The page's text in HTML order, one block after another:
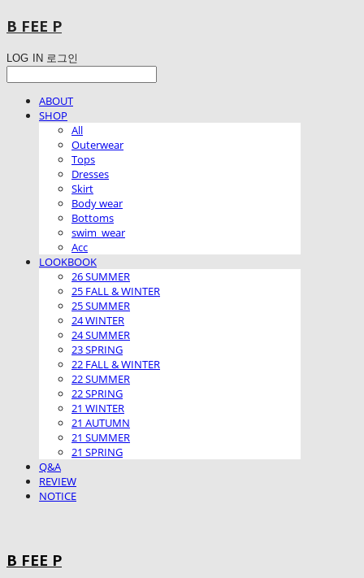
B FEE P
LOG IN 로그인
ABOUT
SHOP
All
Outerwear
Tops
Dresses
Skirt
Body wear
Bottoms
swim_wear
Acc
LOOKBOOK
26 SUMMER
25 FALL & WINTER
25 SUMMER
24 WINTER
24 SUMMER
23 SPRING
22 FALL & WINTER
22 SUMMER
22 SPRING
21 WINTER
21 AUTUMN
21 SUMMER
21 SPRING
Q&A
REVIEW
NOTICE
B FEE P